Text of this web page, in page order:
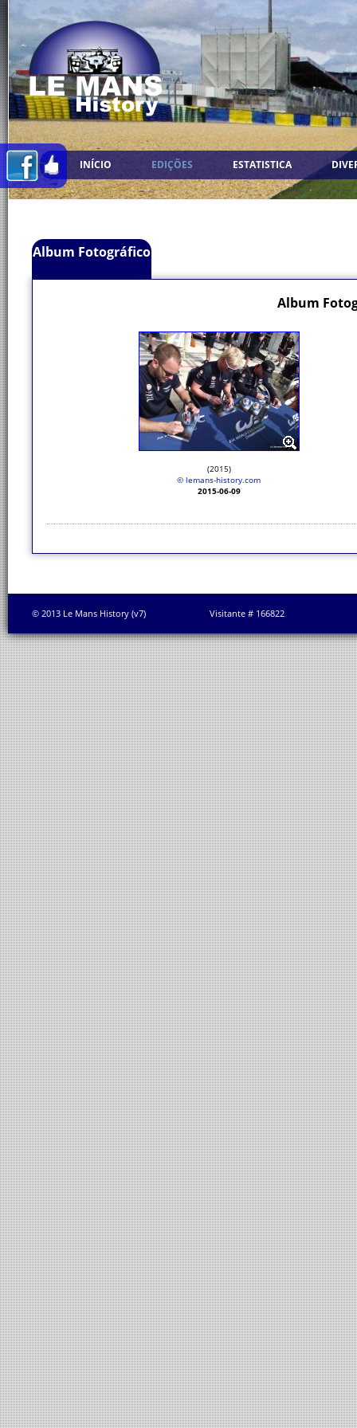
INÍCIO EDIÇÕES ESTATISTICA
Album Fotográfico
Album
(2015)
© lemans-history.com
2015-06-09
© 2013 Le Mans History (v7) Visitante # 166822